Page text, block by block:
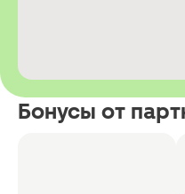
Бонусы от